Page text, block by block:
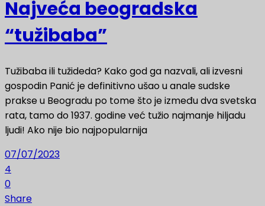
Najveća beogradska
“tužibaba”
Tužibaba ili tužideda? Kako god ga nazvali, ali izvesni
gospodin Panić je definitivno ušao u anale sudske
prakse u Beogradu po tome što je između dva svetska
rata, tamo do 1937. godine već tužio najmanje hiljadu
ljudi! Ako nije bio najpopularnija
07/07/2023
4
0
Share